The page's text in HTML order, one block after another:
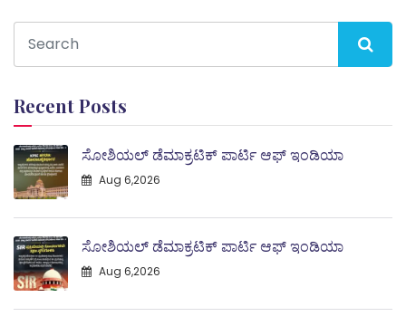
Recent Posts
ಸೋಶಿಯಲ್ ಡೆಮಾಕ್ರಟಿಕ್ ಪಾರ್ಟಿ ಆಫ್ ಇಂಡಿಯಾ
Aug 6,2026
ಸೋಶಿಯಲ್ ಡೆಮಾಕ್ರಟಿಕ್ ಪಾರ್ಟಿ ಆಫ್ ಇಂಡಿಯಾ
Aug 6,2026